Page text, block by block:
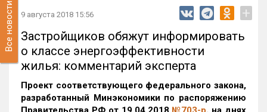
Все новости 9 августа 2018 15:56 +
Застройщиков обяжут информировать
о классе энергоэффективности
жилья: комментарий эксперта
Проект соответствующего федерального закона,
разработанный Минэкономики по распоряжению